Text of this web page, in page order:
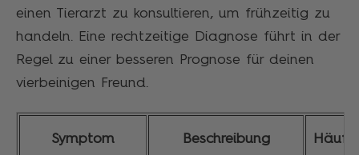
einen Tierarzt zu konsultieren, um frühzeitig zu
handeln. Eine rechtzeitige Diagnose führt in der
Regel zu einer besseren Prognose für deinen
vierbeinigen Freund.
Symptom Beschreibung